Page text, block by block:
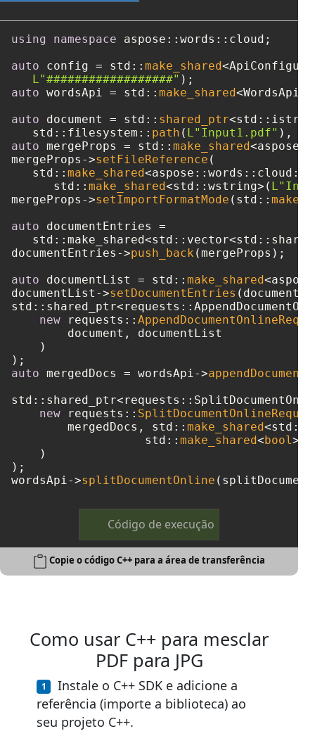
using namespace aspose::words::cloud;
auto config = std:: make_shared
L"##################"
auto wordsApi = std:: make_shared
auto document = std:: shared_ptr
   std::filesystem::
path ( L"Input1.pdf"
auto mergeProps = std:: make_shared
mergeProps->setFileReference (
   std::
make_shared
      std::
make_shared<std::wstring>(
mergeProps->setImportFormatMode (std::
auto documentEntries =
documentEntries->push_back (mergeProps);
auto documentList = std:: make_shared
documentList->setDocumentEntries
new requests::
        document, documentList
    )
auto mergedDocs = wordsApi->
new requests::
        mergedDocs, std::
make_shared
		   std::
make_shared<bool>(
    )
);
wordsApi->splitDocumentOnline
Código de execução
Copie o código C++ para a área de transferência
Como usar C++ para mesclar
PDF para JPG
Instale o C++ SDK e adicione a
referência (importe a biblioteca) ao
seu projeto C++.